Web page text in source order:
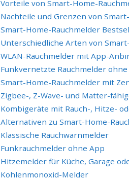
Vorteile von Smart-Home-
Nachteile und Grenzen von
Smart-Home-Rauchmelder
Unterschiedliche Arten von
WLAN-Rauchmelder mit App-
Funkvernetzte Rauchmelder
Smart-Home-Rauchmelder mit
Zigbee-, Z-Wave- und Matter-
Kombigeräte mit Rauch-, Hitze-
Alternativen zu Smart-Home-
Klassische Rauchwarnmelder
Funkrauchmelder ohne App
Hitzemelder für Küche, Garage
Kohlenmonoxid-Melder